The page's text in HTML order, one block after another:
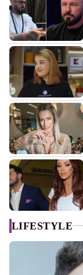
LIFESTYLE